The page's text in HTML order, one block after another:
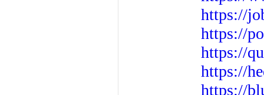
https://
https://
https://
https://
https://